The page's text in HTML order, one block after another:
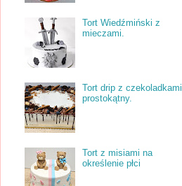
Tort Wiedźmiński z
mieczami.
Tort drip z czekoladkami
prostokątny.
Tort z misiami na
określenie płci